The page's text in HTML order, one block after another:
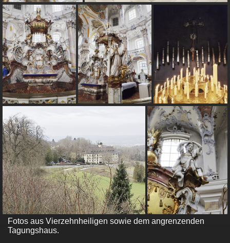
Fotos aus Vierzehnheiligen sowie dem angrenzenden
Tagungshaus.